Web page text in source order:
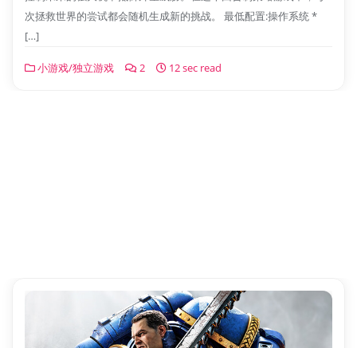
次拯救世界的尝试都会随机生成新的挑战。 最低配置:操作系统 *
[…]
小游戏/独立游戏 2 12 sec read